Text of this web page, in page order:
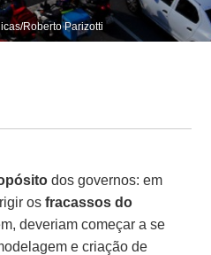
Roberto Parizotti
dos governos: em
osfracassos do
deveriam começar a se
e criação de